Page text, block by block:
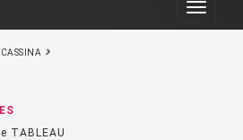
CASSINA
TABLEAU